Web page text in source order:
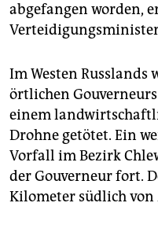
abgefangen worden,
Im Westen Russlands
örtlichen
einem
Drohne getötet. Ein
Vorfall im Bezirk
der Gouverneur fort.
Kilometer südlich von